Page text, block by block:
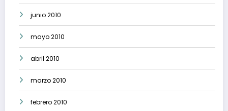
junio 2010
mayo 2010
abril 2010
marzo 2010
febrero 2010